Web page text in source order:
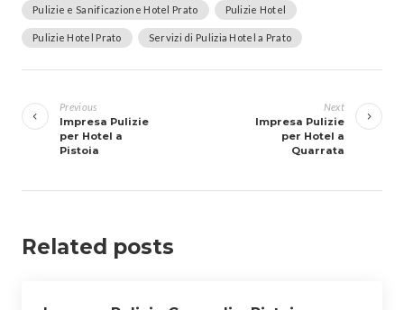
Pulizie e Sanificazione Hotel Prato Pulizie Hotel
Pulizie Hotel Prato Servizi di Pulizia Hotel a Prato
articoli
Previous
Impresa Pulizie
per Hotel a
Pistoia
Next
Impresa Pulizie
per Hotel a
Quarrata
Related posts